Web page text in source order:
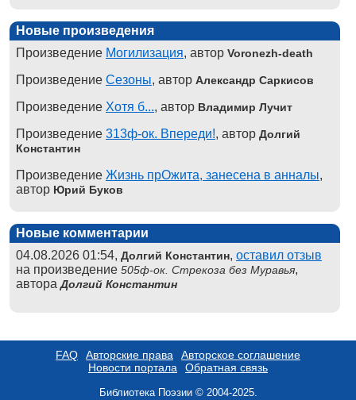
Новые произведения
Произведение Могилизация, автор Voronezh-death
Произведение Сезоны, автор Александр Саркисов
Произведение Хотя б..., автор Владимир Лучит
Произведение 313ф-ок. Впереди!, автор Долгий
Константин
Произведение Жизнь прОжита, занесена в анналы,
автор Юрий Буков
Новые комментарии
04.08.2026 01:54, Долгий Константин, оставил отзыв
на произведение 505ф-ок. Стрекоза без Муравья,
автораДолгий Константин
FAQ Авторские права
Авторское соглашение
Новости портала
Обратная связь
Библиотека Поэзии © 2004-2025.